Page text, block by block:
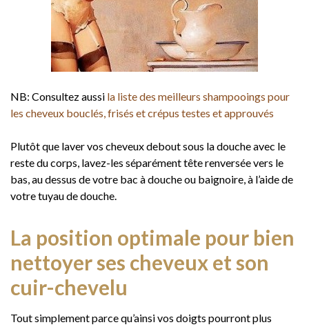
NB: Consultez aussi la liste des meilleurs shampooings pour
les cheveux bouclés, frisés et crépus testes et approuvés
Plutôt que laver vos cheveux debout sous la douche avec le
reste du corps, lavez-les séparément tête renversée vers le
bas, au dessus de votre bac à douche ou baignoire, à l’aide de
votre tuyau de douche.
La position optimale pour bien
nettoyer ses cheveux et son
cuir-chevelu
Tout simplement parce qu’ainsi vos doigts pourront plus